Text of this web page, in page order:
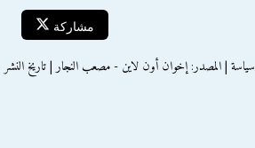
مشاركة
سياسة | المصدر: إخوان أون لاين - مصعب النجار | تاريخ النشر : الخميس 30